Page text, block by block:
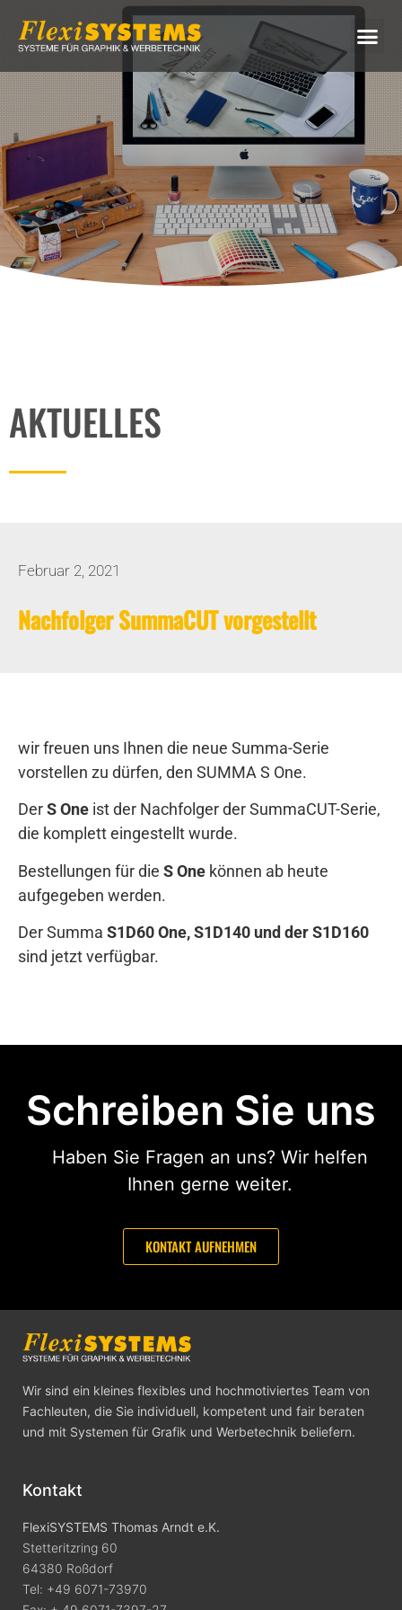
AKTUELLES
Februar 2, 2021
Nachfolger SummaCUT vorgestellt
wir freuen uns Ihnen die neue Summa-Serie
vorstellen zu dürfen, den SUMMA S One.
DerS One ist der Nachfolger der SummaCUT-Serie,
die komplett eingestellt wurde.
Bestellungen für die S One können ab heute
aufgegeben werden.
Der Summa S1D60 One, S1D140 und der S1D160
sind jetzt verfügbar.
Schreiben Sie uns
Haben Sie Fragen an uns? Wir helfen
Ihnen gerne weiter.
KONTAKT AUFNEHMEN
Wir sind ein kleines flexibles und hochmotiviertes Team von
Fachleuten, die Sie individuell, kompetent und fair beraten
und mit Systemen für Grafik und Werbetechnik beliefern.
Kontakt
FlexiSYSTEMS Thomas Arndt e.K.
Stetteritzring 60
64380 Roßdorf
Tel: +49 6071-73970